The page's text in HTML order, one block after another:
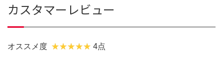
カスタマーレビュー
オススメ度 4点